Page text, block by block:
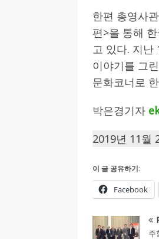
한편 총영사
편>을 통해
고 있다. 지난
이야기를 그
문화코너로
박은경기자
2019년 11월
이 글 공유하기:
Facebook
주